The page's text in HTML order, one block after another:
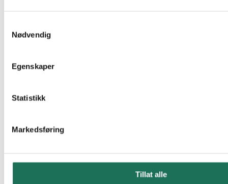
Nødvendig
Egenskaper
Statistikk
Markedsføring
Tillat alle